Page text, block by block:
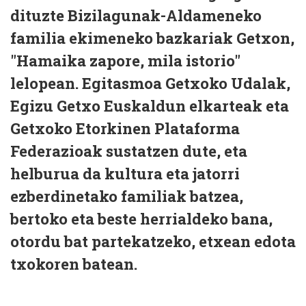
dituzte Bizilagunak-Aldameneko
familia ekimeneko bazkariak Getxon,
"Hamaika zapore, mila istorio"
lelopean. Egitasmoa Getxoko Udalak,
Egizu Getxo Euskaldun elkarteak eta
Getxoko Etorkinen Plataforma
Federazioak sustatzen dute, eta
helburua da kultura eta jatorri
ezberdinetako familiak batzea,
bertoko eta beste herrialdeko bana,
otordu bat partekatzeko, etxean edota
txokoren batean.